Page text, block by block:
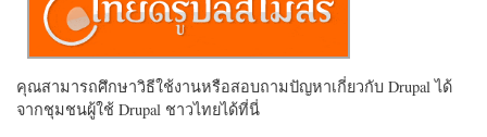
คุณสามารถศึกษาวิธีใช้งานหรือสอบถามปัญหาเกี่ยวกับ Drupal ได้
จากชุมชนผู้ใช้ Drupal ชาวไทยได้ที่นี่